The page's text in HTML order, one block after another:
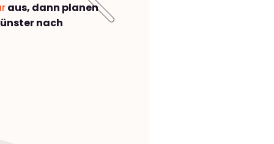
aus, dann planen
nach